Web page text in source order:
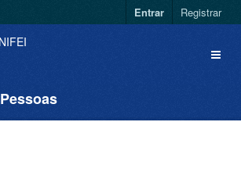
Entrar Registrar
Pessoas